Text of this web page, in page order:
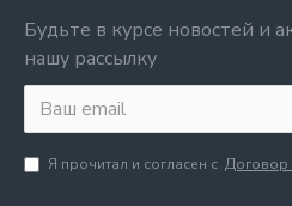
Будьте в курсе новостей и
нашу рассылку
Я прочитал и согласен с